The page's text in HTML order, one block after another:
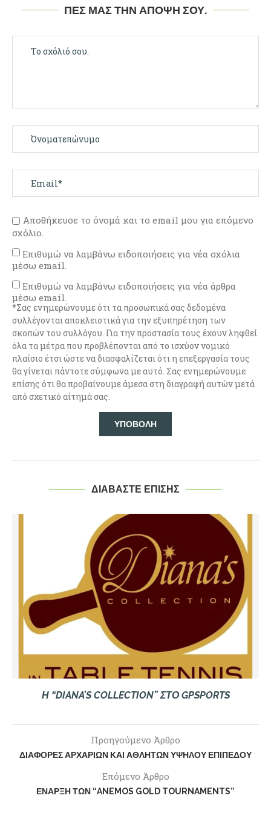
ΠΕΣ ΜΑΣ ΤΗΝ ΆΠΟΨΉ ΣΟΥ.
Αποθήκευσε το όνομά και το email μου για επόμενο
σχόλιο.
Επιθυμώ να λαμβάνω ειδοποιήσεις για νέα σχόλια
μέσω email.
Επιθυμώ να λαμβάνω ειδοποιήσεις για νέα άρθρα
μέσω email.
*Σας ενημερώνουμε ότι τα προσωπικά σας δεδομένα
συλλέγονται αποκλειστικά για την εξυπηρέτηση των
σκοπών του συλλόγου. Για την προστασία τους έχουν ληφθεί
όλα τα μέτρα που προβλέπονται από το ισχύον νομικό
πλαίσιο έτσι ώστε να διασφαλίζεται ότι η επεξεργασία τους
θα γίνεται πάντοτε σύμφωνα με αυτό. Σας ενημερώνουμε
επίσης ότι θα προβαίνουμε άμεσα στη διαγραφή αυτών μετά
από σχετικό αίτημά σας.
ΔΙΑΒΑΣΤΕ ΕΠΙΣΗΣ
Η “DIANA’S COLLECTION” ΣΤΟ GPSPORTS
Προηγούμενο Άρθρο
ΔΙΑΦΟΡΈΣ ΑΡΧΑΡΊΩΝ ΚΑΙ ΑΘΛΗΤΏΝ ΥΨΗΛΟΎ ΕΠΙΠΈΔΟΥ
Επόμενο Άρθρο
ΈΝΑΡΞΗ ΤΩΝ “ANEMOS GOLD TOURNAMENTS”